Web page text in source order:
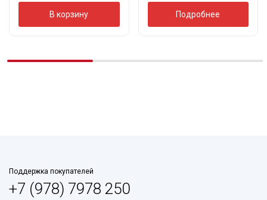
В корзину Подробнее
Поддержка покупателей
+7 (978) 7978 250